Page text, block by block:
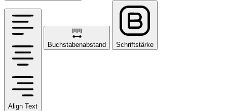
Align Text
Buchstabenabstand Schriftstärke